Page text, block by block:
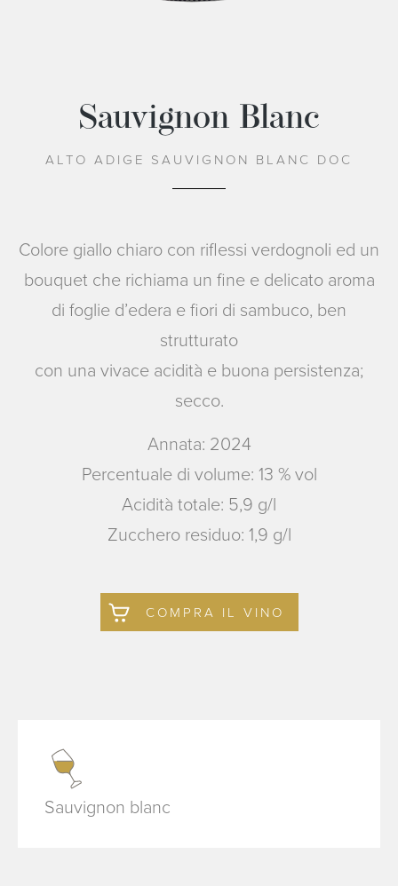
Sauvignon Blanc
ALTO ADIGE SAUVIGNON BLANC DOC
Colore giallo chiaro con riflessi verdognoli ed un
bouquet che richiama un fine e delicato aroma
di foglie d’edera e fiori di sambuco, ben
strutturato
con una vivace acidità e buona persistenza;
secco.
Annata: 2024
Percentuale di volume: 13 % vol
Acidità totale: 5,9 g/l
Zucchero residuo: 1,9 g/l
COMPRA IL VINO
Sauvignon blanc